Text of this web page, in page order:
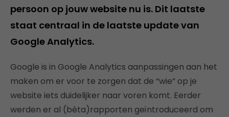
persoon op jouw website nu is. Dit laatste
staat centraal in de laatste update van
Google Analytics.
Google is in Google Analytics aanpassingen aan het
maken om er voor te zorgen dat de “wie” op je
website iets duidelijker naar voren komt. Eerder
werden er al (bèta)rapporten geïntroduceerd om